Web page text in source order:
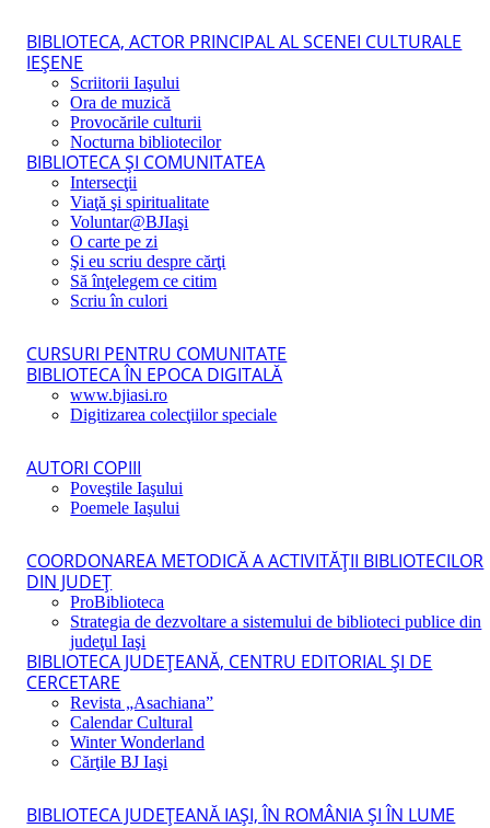
BIBLIOTECA, ACTOR PRINCIPAL AL SCENEI CULTURALE
IEŞENE
Scriitorii Iaşului
Ora de muzică
Provocările culturii
Nocturna bibliotecilor
BIBLIOTECA ŞI COMUNITATEA
Intersecţii
Viaţă şi spiritualitate
Voluntar@BJIaşi
O carte pe zi
Şi eu scriu despre cărţi
Să înţelegem ce citim
Scriu în culori
CURSURI PENTRU COMUNITATE
BIBLIOTECA ÎN EPOCA DIGITALĂ
www.bjiasi.ro
Digitizarea colecţiilor speciale
AUTORI COPIII
Poveştile Iaşului
Poemele Iaşului
COORDONAREA METODICĂ A ACTIVITĂŢII BIBLIOTECILOR
DIN JUDEŢ
ProBiblioteca
Strategia de dezvoltare a sistemului de biblioteci publice din
judeţul Iaşi
BIBLIOTECA JUDEŢEANĂ, CENTRU EDITORIAL ŞI DE
CERCETARE
Revista „Asachiana”
Calendar Cultural
Winter Wonderland
Cărţile BJ Iaşi
BIBLIOTECA JUDEŢEANĂ IAŞI, ÎN ROMÂNIA ŞI ÎN LUME